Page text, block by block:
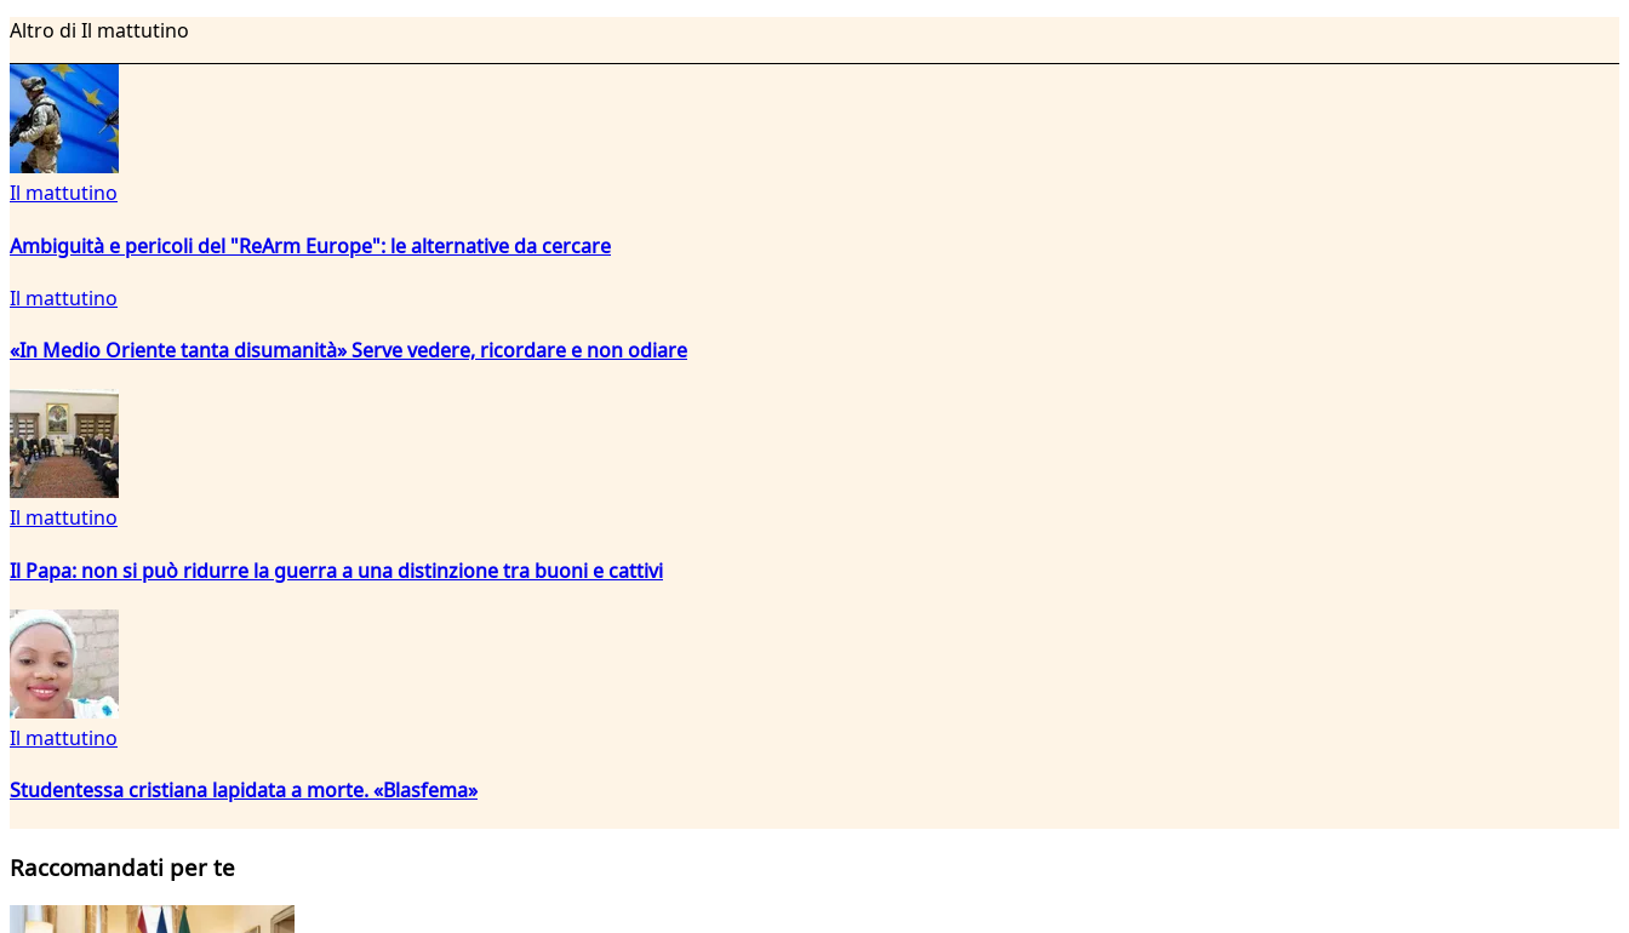
Altro di Il mattutino
Il mattutino
Ambiguità e pericoli del "ReArm Europe": le alternative da cercare
Il mattutino
«In Medio Oriente tanta disumanità» Serve vedere, ricordare e non odiare
Il mattutino
Il Papa: non si può ridurre la guerra a una distinzione tra buoni e cattivi
Il mattutino
Studentessa cristiana lapidata a morte. «Blasfema»
Raccomandati per te